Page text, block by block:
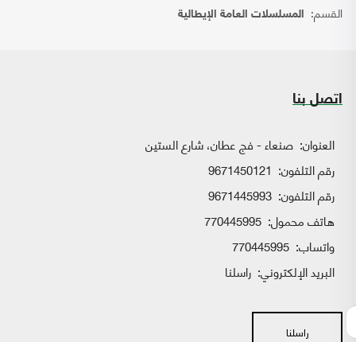
القسم: المسلسلات العامة الإيطالية
اتصل بنا
العنوان: صنعاء - فج عطان، شارع الستين
رقم التلفون: 9671450121
رقم التلفون: 9671445993
هاتف محمول: 770445995
واتساب:
البريد الإلكتروني: راسلنا
راسلنا